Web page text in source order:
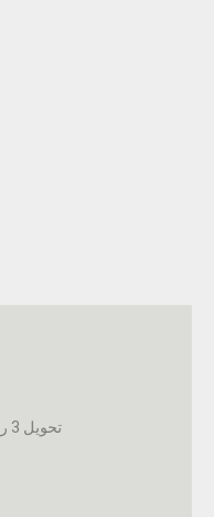
تحویل 3 روزه در سراسر ایران